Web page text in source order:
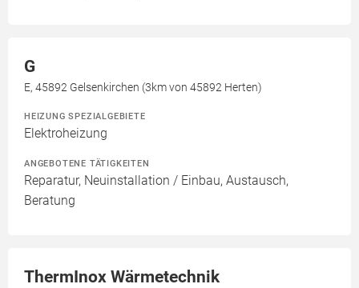
G
E, 45892 Gelsenkirchen (3km von 45892 Herten)
HEIZUNG SPEZIALGEBIETE
Elektroheizung
ANGEBOTENE TÄTIGKEITEN
Reparatur, Neuinstallation / Einbau, Austausch,
Beratung
ThermInox Wärmetechnik